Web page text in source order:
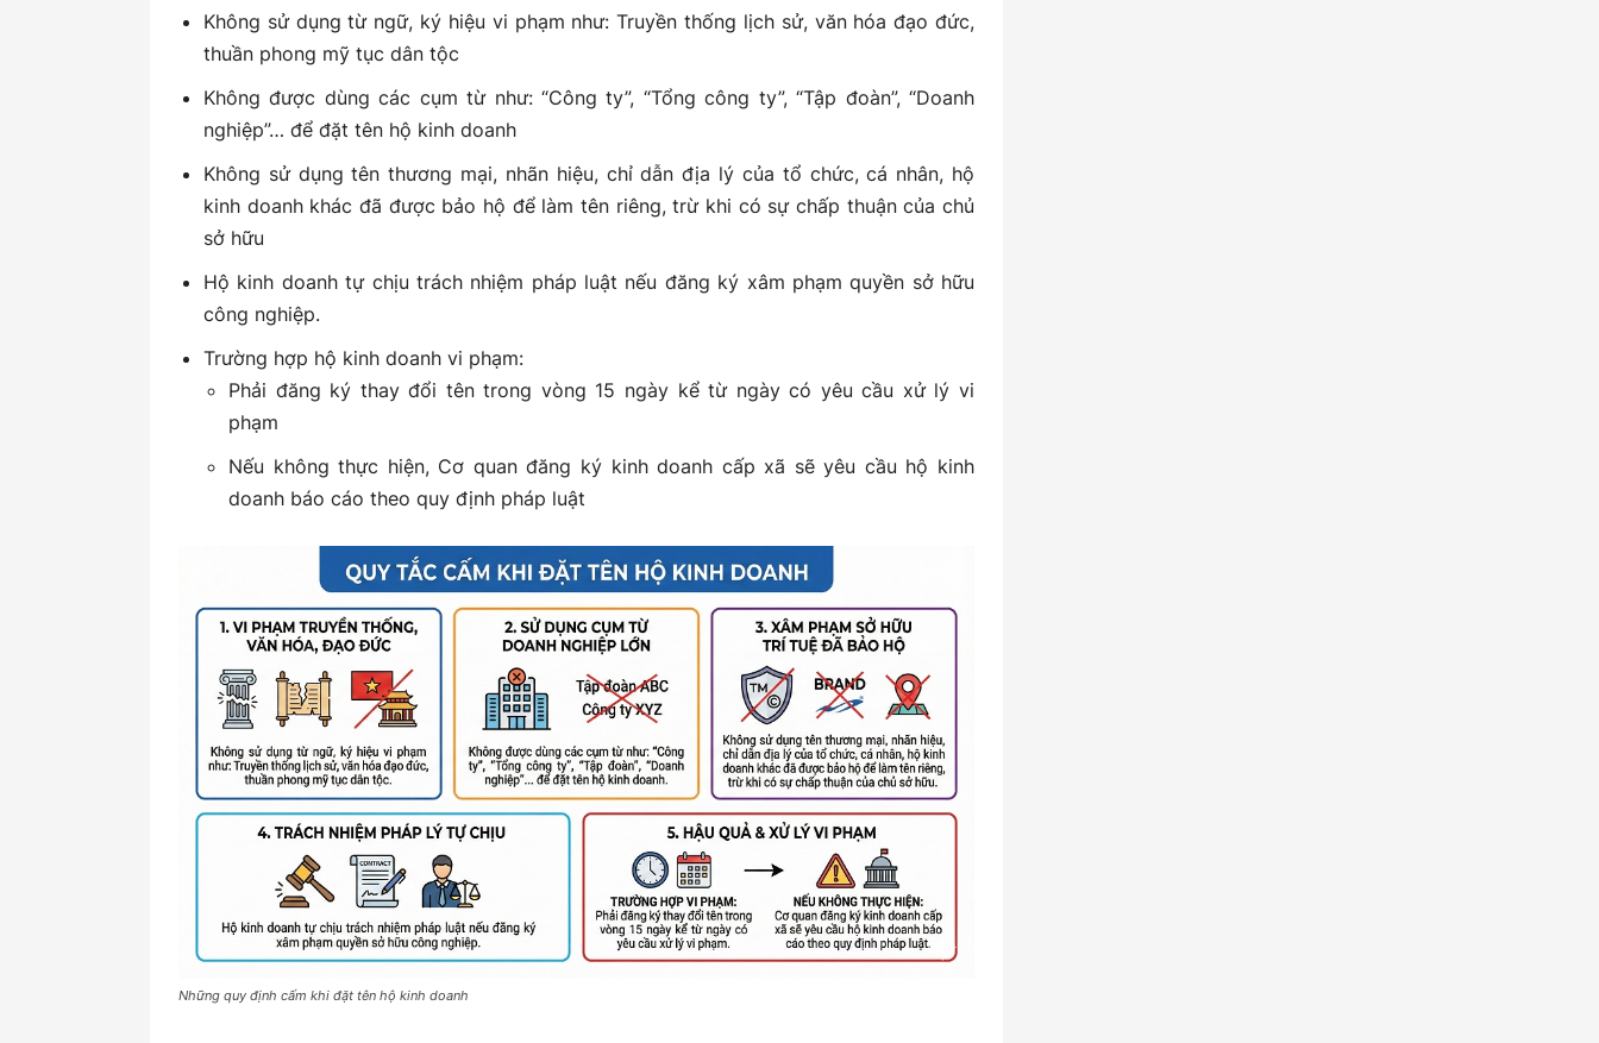
Không sử dụng từ ngữ, ký hiệu vi phạm như: Truyền thống lịch sử, văn hóa đạo đức,
thuần phong mỹ tục dân tộc
Không được dùng các cụm từ như: “Công ty”, “Tổng công ty”, “Tập đoàn”, “Doanh
nghiệp”… để đặt tên hộ kinh doanh
Không sử dụng tên thương mại, nhãn hiệu, chỉ dẫn địa lý của tổ chức, cá nhân, hộ
kinh doanh khác đã được bảo hộ để làm tên riêng, trừ khi có sự chấp thuận của chủ
sở hữu
Hộ kinh doanh tự chịu trách nhiệm pháp luật nếu đăng ký xâm phạm quyền sở hữu
công nghiệp.
Trường hợp hộ kinh doanh vi phạm:
Phải đăng ký thay đổi tên trong vòng 15 ngày kể từ ngày có yêu cầu xử lý vi
phạm
Nếu không thực hiện, Cơ quan đăng ký kinh doanh cấp xã sẽ yêu cầu hộ kinh
doanh báo cáo theo quy định pháp luật
Những quy định cấm khi đặt tên hộ kinh doanh